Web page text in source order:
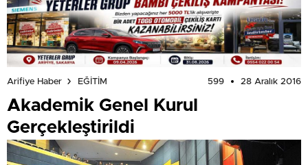
Arifiye Haber EĞİTİM 599 28 Aralık 2016
Akademik Genel Kurul
Gerçekleştirildi